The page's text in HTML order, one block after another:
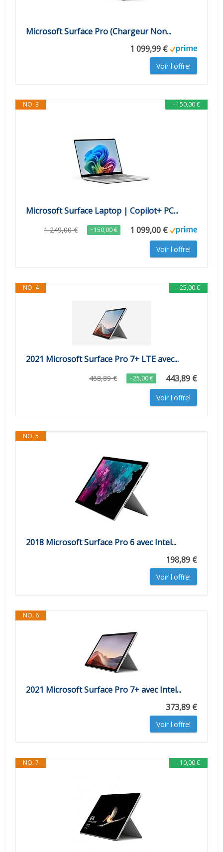
Microsoft Surface Pro (Chargeur Non...
1 099,99 €
Voir l'offre!
- 150,00 €
NO. 3
Microsoft Surface Laptop | Copilot+ PC...
1 249,00 € −150,00 € 1 099,00 €
Voir l'offre!
- 25,00 €
NO. 4
2021 Microsoft Surface Pro 7+ LTE avec...
468,89 € −25,00 € 443,89 €
Voir l'offre!
NO. 5
2018 Microsoft Surface Pro 6 avec Intel...
198,89 €
Voir l'offre!
NO. 6
2021 Microsoft Surface Pro 7+ avec Intel...
373,89 €
Voir l'offre!
- 10,00 €
NO. 7